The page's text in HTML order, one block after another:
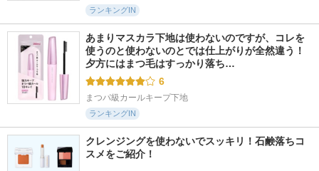
ランキングIN
あまりマスカラ下地は使わないのですが、コレを
使うのと使わないのとでは仕上がりが全然違う！
夕方にはまつ毛はすっかり落ち…
6
まつパ級カールキープ下地
ランキングIN
クレンジングを使わないでスッキリ！石鹸落ちコ
スメをご紹介！